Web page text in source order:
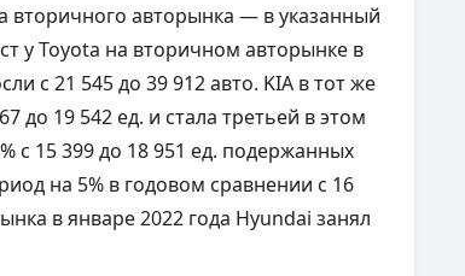
авторынка — в указанный
у Toyota на вторичном авторынке в
с 21 545 до 39 912 авто. KIA в тот же
до 19 542 ед. и стала третьей в этом
с 15 399 до 18 951 ед. подержанных
на 5% в годовом сравнении с 16
в январе 2022 года Hyundai занял